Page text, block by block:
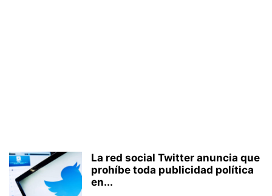
La red social Twitter anuncia que
prohíbe toda publicidad política
en...